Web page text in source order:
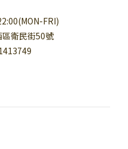
FRI)
衛民街50號